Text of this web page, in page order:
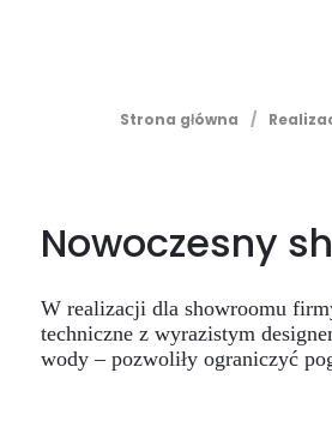
Strona główna /
Nowoczesny
W realizacji dla showroomu
techniczne z wyrazistym
wody – pozwoliły ograniczyć